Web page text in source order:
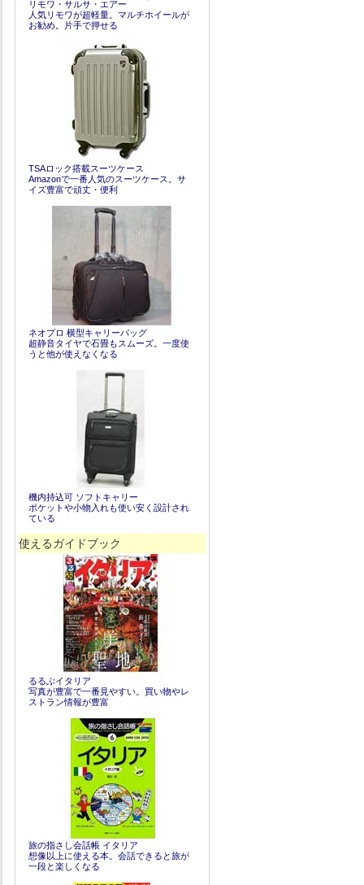
リモワ・サルサ・エアー
人気リモワが超軽量。マルチホイールが
お勧め。片手で押せる
TSAロック搭載スーツケース
Amazonで一番人気のスーツケース。サ
イズ豊富で頑丈・便利
ネオプロ 横型キャリーバッグ
超静音タイヤで石畳もスムーズ。一度使
うと他が使えなくなる
機内持込可 ソフトキャリー
ポケットや小物入れも使い安く設計され
ている
使えるガイドブック
るるぶイタリア
写真が豊富で一番見やすい。買い物やレ
ストラン情報が豊富
旅の指さし会話帳 イタリア
想像以上に使える本。会話できると旅が
一段と楽しくなる